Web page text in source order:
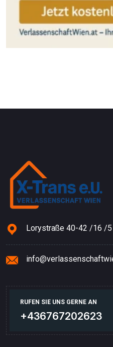
Lorystraße 40-42 /16 /5
RUFEN SIE UNS GERNE AN
+436767202623